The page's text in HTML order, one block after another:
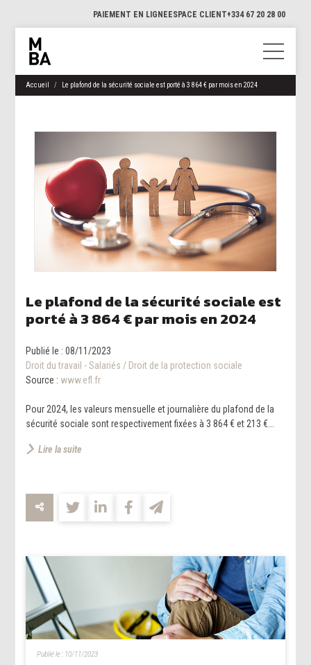
PAIEMENT EN LIGNEESPACE CLIENT+334 67 20 28 00
Accueil Le plafond de la sécurité sociale est porté à 3 864 € par mois en 2024
Le plafond de la sécurité sociale est
porté à 3 864 € par mois en 2024
Publié le :08/11/2023
Droit du travail - Salariés / Droit de la protection sociale
Source : www.efl.fr
Pour 2024, les valeurs mensuelle et journalière du plafond de la
sécurité sociale sont respectivement fixées à 3 864 € et 213 €...
Lire la suite
Publié le : 10/11/2023